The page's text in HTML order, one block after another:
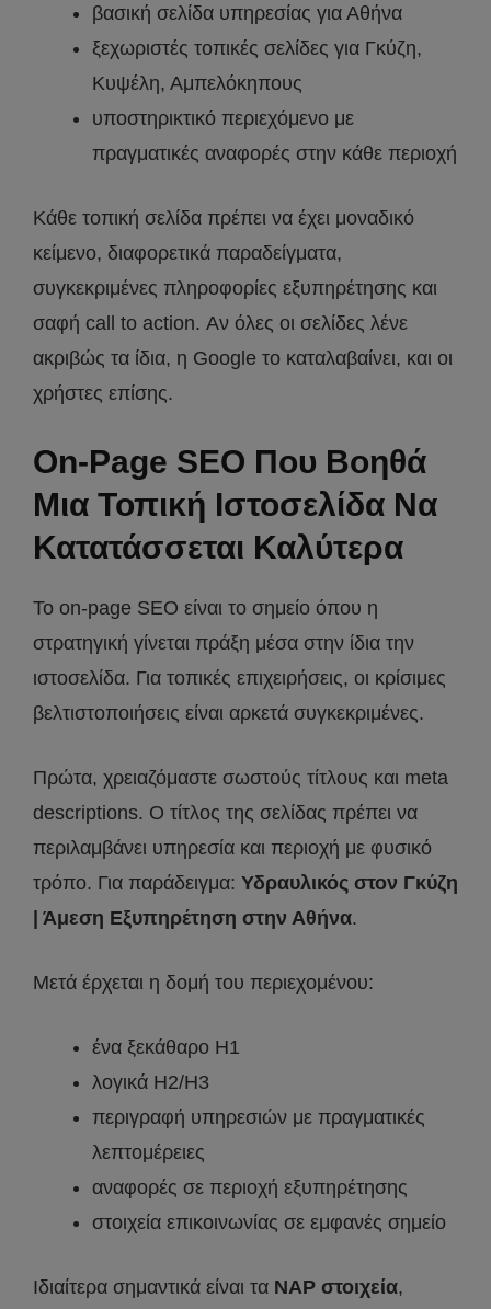
βασική σελίδα υπηρεσίας για Αθήνα
ξεχωριστές τοπικές σελίδες για Γκύζη,
Κυψέλη, Αμπελόκηπους
υποστηρικτικό περιεχόμενο με
πραγματικές αναφορές στην κάθε περιοχή
Κάθε τοπική σελίδα πρέπει να έχει μοναδικό
κείμενο, διαφορετικά παραδείγματα,
συγκεκριμένες πληροφορίες εξυπηρέτησης και
σαφή call to action. Αν όλες οι σελίδες λένε
ακριβώς τα ίδια, η Google το καταλαβαίνει, και οι
χρήστες επίσης.
On-Page SEO Που Βοηθά
Μια Τοπική Ιστοσελίδα Να
Κατατάσσεται Καλύτερα
Το on-page SEO είναι το σημείο όπου η
στρατηγική γίνεται πράξη μέσα στην ίδια την
ιστοσελίδα. Για τοπικές επιχειρήσεις, οι κρίσιμες
βελτιστοποιήσεις είναι αρκετά συγκεκριμένες.
Πρώτα, χρειαζόμαστε σωστούς τίτλους και meta
descriptions. Ο τίτλος της σελίδας πρέπει να
περιλαμβάνει υπηρεσία και περιοχή με φυσικό
τρόπο. Για παράδειγμα: Υδραυλικός στον Γκύζη
| Άμεση Εξυπηρέτηση στην Αθήνα.
Μετά έρχεται η δομή του περιεχομένου:
ένα ξεκάθαρο H1
λογικά H2/H3
περιγραφή υπηρεσιών με πραγματικές
λεπτομέρειες
αναφορές σε περιοχή εξυπηρέτησης
στοιχεία επικοινωνίας σε εμφανές σημείο
Ιδιαίτερα σημαντικά είναι τα NAP στοιχεία,